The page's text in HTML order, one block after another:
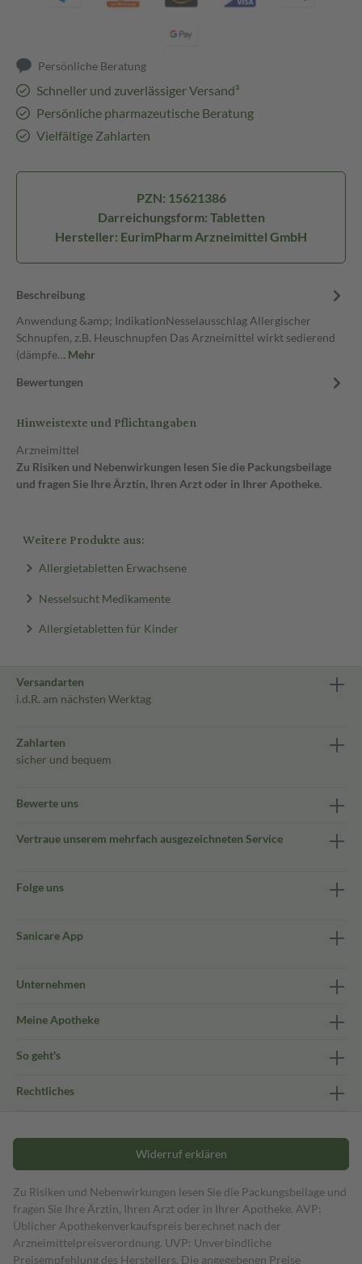
Persönliche Beratung
Schneller und zuverlässiger Versand³
Persönliche pharmazeutische Beratung
Vielfältige Zahlarten
PZN: 15621386
Darreichungsform: Tabletten
Hersteller: EurimPharm Arzneimittel GmbH
Beschreibung
Anwendung &amp; IndikationNesselausschlag Allergischer
Schnupfen, z.B. Heuschnupfen Das Arzneimittel wirkt sedierend
(dämpfe… Mehr
Bewertungen
Hinweistexte und Pflichtangaben
Arzneimittel
Zu Risiken und Nebenwirkungen lesen Sie die Packungsbeilage
und fragen Sie Ihre Ärztin, Ihren Arzt oder in Ihrer Apotheke.
Weitere Produkte aus:
Allergietabletten Erwachsene
Nesselsucht Medikamente
Allergietabletten für Kinder
Versandarten
i.d.R. am nächsten Werktag
Zahlarten
sicher und bequem
Bewerte uns
Vertraue unserem mehrfach ausgezeichneten Service
Folge uns
Sanicare App
Unternehmen
Meine Apotheke
So geht's
Rechtliches
Widerruf erklären
Zu Risiken und Nebenwirkungen lesen Sie die Packungsbeilage und
fragen Sie Ihre Ärztin, Ihren Arzt oder in Ihrer Apotheke. AVP:
Üblicher Apothekenverkaufspreis berechnet nach der
Arzneimittelpreisverordnung. UVP: Unverbindliche
Preisempfehlung des Herstellers. Die angegebenen Preise